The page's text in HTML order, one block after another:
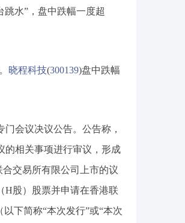
跳水”，盘中跌幅一度超
晓程科技(300139)盘中跌幅
会议决议公告。公告称，
的相关事项进行审议，形成
交易所有限公司上市的议
H股）股票并申请在香港联
下简称“本次发行”或“本次